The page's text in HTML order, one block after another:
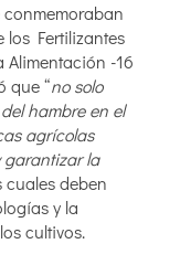
los Fertilizantes
-16
que “no solo
hambre en el
agrícolas
garantizar la
cuales deben
y la
cultivos.